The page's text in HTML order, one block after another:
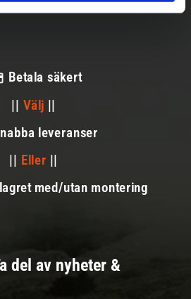
Betala säkert
|| Välj ||
leveranser
|| Eller ||
med/utan montering
del av nyheter &